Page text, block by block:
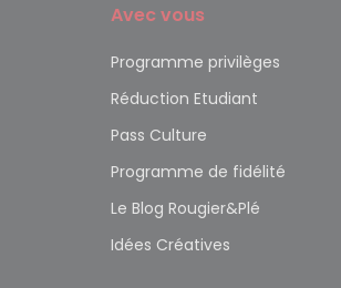
Avec vous
Programme privilèges
Réduction Etudiant
Pass Culture
Programme de fidélité
Le Blog Rougier&Plé
Idées Créatives